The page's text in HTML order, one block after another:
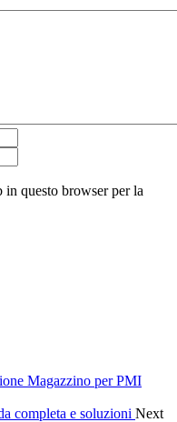
questo browser per la
Magazzino per PMI
completa e soluzioni Next